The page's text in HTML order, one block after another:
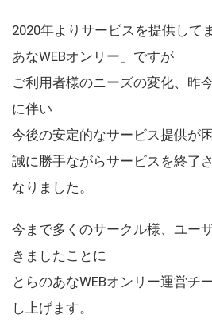
2020年よりサービスを提供して
あなWEBオンリー」ですが
ご利用者様のニーズの変化、昨
に伴い
今後の安定的なサービス提供が
誠に勝手ながらサービスを終了
なりました。
今まで多くのサークル様、ユー
きましたことに
とらのあなWEBオンリー運営チ
し上げます。